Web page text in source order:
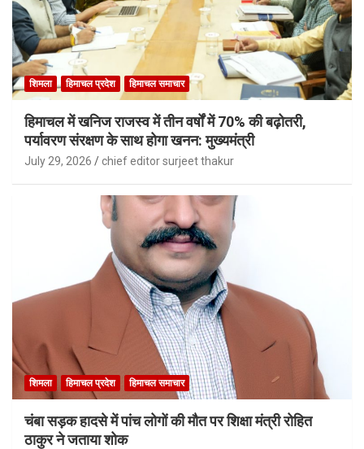
शिमला हिमाचल प्रदेश हिमाचल समाचार
हिमाचल में खनिज राजस्व में तीन वर्षों में 70% की बढ़ोतरी,
पर्यावरण संरक्षण के साथ होगा खनन: मुख्यमंत्री
July 29, 2026 chief editor surjeet thakur
शिमला हिमाचल प्रदेश हिमाचल समाचार
चंबा सड़क हादसे में पांच लोगों की मौत पर शिक्षा मंत्री रोहित
ठाकुर ने जताया शोक